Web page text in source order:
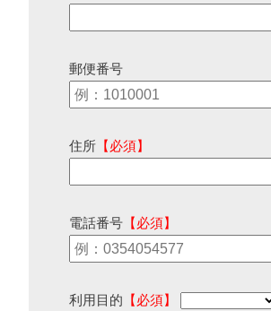
郵便番号
住所 【必須】
電話番号 【必須】
利用目的 【必須】